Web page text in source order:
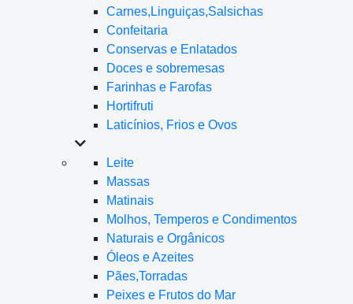
Carnes,Linguiças,Salsichas
Confeitaria
Conservas e Enlatados
Doces e sobremesas
Farinhas e Farofas
Hortifruti
Laticínios, Frios e Ovos
Leite
Massas
Matinais
Molhos, Temperos e Condimentos
Naturais e Orgânicos
Óleos e Azeites
Pães,Torradas
Peixes e Frutos do Mar